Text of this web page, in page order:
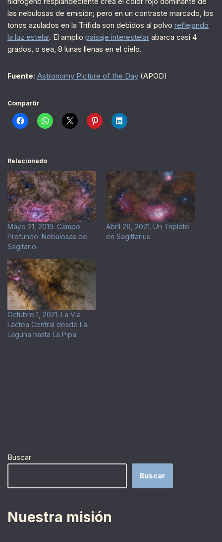
las nebulosas de emisión; pero en un contraste marcado, los
tonos azulados en la Trífida son debidos al polvo reflejando
la luz estelar. El amplio paisaje interestelar abarca casi 4
grados, o sea, 8 lunas llenas en el cielo.
Fuente: Astronomy Picture of the Day (APOD)
Compartir
Relacionado
Mayo 21, 2019. Campo
Profundo: Nebulosas de
Sagitario.
Abril 26, 2021. Un Triplete
en Sagittarius
Octubre 1, 2021. La Vía
Láctea Central desde La
Laguna hasta La Pipa
Buscar
Buscar
Nuestra misión